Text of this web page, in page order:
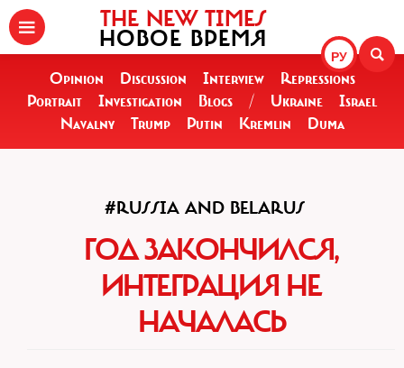
РУ
THE NEW TIMES
НОВОЕ ВРЕМЯ
Opinion Discussion Interview
Repressions
Portrait
Investigation Blogs / Ukraine
Israel
Navalny
Trump Putin Kremlin Duma
#RUSSIA AND BELARUS
ГОД ЗАКОНЧИЛСЯ,
ИНТЕГРАЦИЯ НЕ
НАЧАЛАСЬ